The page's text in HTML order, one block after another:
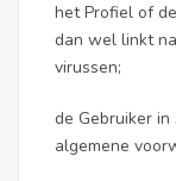
het Profiel of
dan wel linkt
virussen;
de Gebruiker
algemene